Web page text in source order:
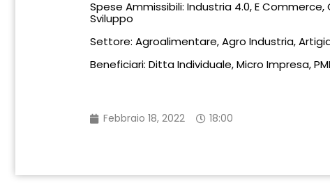
Spese Ammissibili: Industria 4.0, E Commerce, Consulenza e Servizi, Innovazione Ricerca e
Sviluppo
Settore: Agroalimentare, Agro Industria,
Beneficiari: Ditta Individuale, Micro Impresa, PMI
Febbraio 18, 2022 18:00